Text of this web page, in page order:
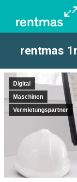
rentmas
Digital
Maschinen
Vermietungspartner